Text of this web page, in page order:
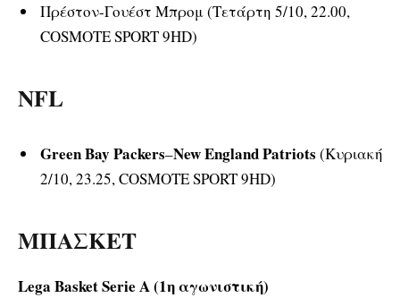
Πρέστον-Γουέστ Μπρομ (Τετάρτη 5/10, 22.00,
COSMOTE SPORT 9HD)
NFL
Green Bay Packers–New England Patriots (Κυριακή
2/10, 23.25, COSMOTE SPORT 9HD)
ΜΠΑΣΚΕΤ
Lega Basket Serie A (1ηαγωνιστική)